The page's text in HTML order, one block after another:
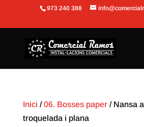
Obre la barra d'eines
973 240 388
Inici /06. Bosses paper/ Nansa
troquelada i plana